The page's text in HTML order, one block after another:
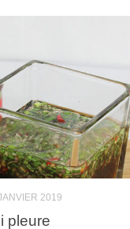
2019
pleure